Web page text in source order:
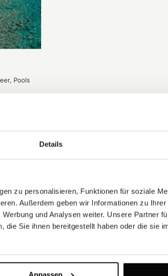
Details
zu personalisieren, Funktionen für soziale
Außerdem geben wir Informationen zu
und Analysen weiter. Unsere Partner
die Sie ihnen bereitgestellt haben oder die sie
Pools